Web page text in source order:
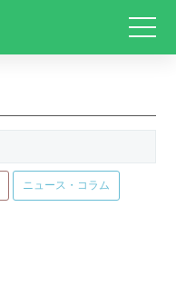
ニュース・コラム